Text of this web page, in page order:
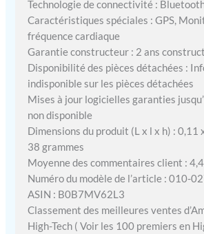
Technologie de connectivité :
Caractéristiques spéciales : GPS,
fréquence cardiaque
Garantie constructeur : 2 ans
Disponibilité des pièces détachées :
indisponible sur les pièces détachées
Mises à jour logicielles garanties
non disponible
Dimensions du produit (L x l x h) : 0,11
38 grammes
Moyenne des commentaires client :
Numéro du modèle de l’article : 010-
ASIN : B0B7MV62L3
Classement des meilleures ventes
High-Tech ( Voir les 100 premiers en